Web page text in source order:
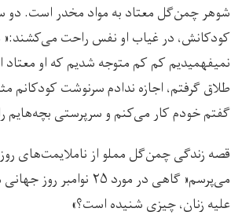
شوهر چمن‌گل معتاد به مواد مخدر است.
کودکانش، در غیاب او نفس راحت می‌کشند:«
نمیفهمیدیم کم کم متوجه شدیم که او معتاد
طلاق گرفتم، اجازه ندادم سرنوشت کودکانم
گفتم خودم کار می‌کنم و سرپرستی بچه‌هایم
قصه زندگی چمن‌گل مملو از ناملایمت‌های
می‌پرسم« گاهی در مورد ۲۵
علیه زنان، چیزی شنیده است؟»